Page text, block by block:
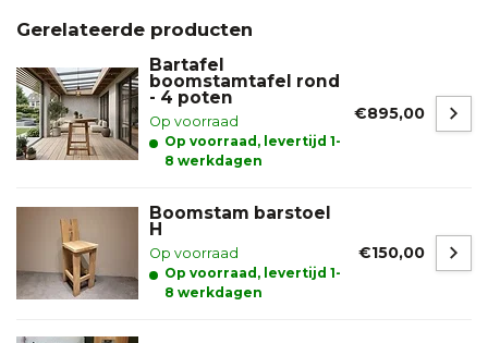
Gerelateerde producten
Bartafel
boomstamtafel rond
- 4 poten
Op voorraad
Op voorraad, levertijd 1-
8 werkdagen
€895,00
Boomstam barstoel
H
Op voorraad
Op voorraad, levertijd 1-
8 werkdagen
€150,00